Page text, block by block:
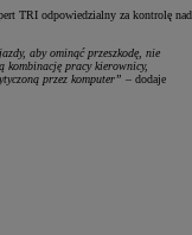
TRI odpowiedzialny za kontrolę nad
aby ominąć przeszkodę, nie
kombinację pracy kierownicy,
przez komputer” – dodaje